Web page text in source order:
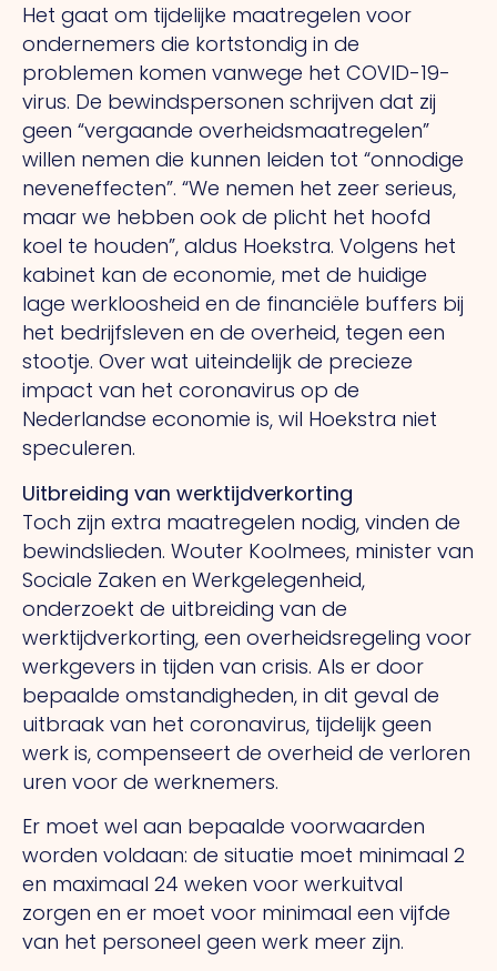
Het gaat om tijdelijke maatregelen voor
ondernemers die kortstondig in de
problemen komen vanwege het COVID-19-
virus. De bewindspersonen schrijven dat zij
geen “vergaande overheidsmaatregelen”
willen nemen die kunnen leiden tot “onnodige
neveneffecten”. “We nemen het zeer serieus,
maar we hebben ook de plicht het hoofd
koel te houden”, aldus Hoekstra. Volgens het
kabinet kan de economie, met de huidige
lage werkloosheid en de financiële buffers bij
het bedrijfsleven en de overheid, tegen een
stootje. Over wat uiteindelijk de precieze
impact van het coronavirus op de
Nederlandse economie is, wil Hoekstra niet
speculeren.
Uitbreiding van werktijdverkorting
Toch zijn extra maatregelen nodig, vinden de
bewindslieden. Wouter Koolmees, minister van
Sociale Zaken en Werkgelegenheid,
onderzoekt de uitbreiding van de
werktijdverkorting, een overheidsregeling voor
werkgevers in tijden van crisis. Als er door
bepaalde omstandigheden, in dit geval de
uitbraak van het coronavirus, tijdelijk geen
werk is, compenseert de overheid de verloren
uren voor de werknemers.
Er moet wel aan bepaalde voorwaarden
worden voldaan: de situatie moet minimaal 2
en maximaal 24 weken voor werkuitval
zorgen en er moet voor minimaal een vijfde
van het personeel geen werk meer zijn.